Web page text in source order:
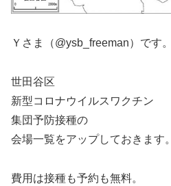
Ｙさま（@ysb_freeman）です。
世田谷区
新型コロナウイルスワクチン
集団予防接種の
会場一覧をアップしておきます。
費用は接種も予約も無料。